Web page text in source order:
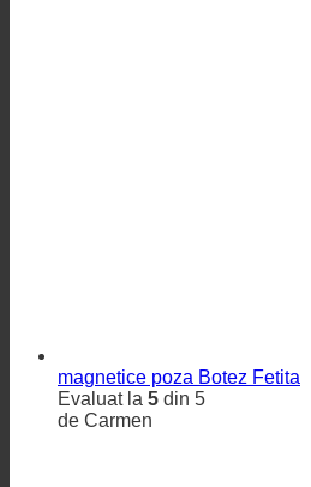
magnetice poza Botez Fetita
Evaluat la 5 din 5
de Carmen